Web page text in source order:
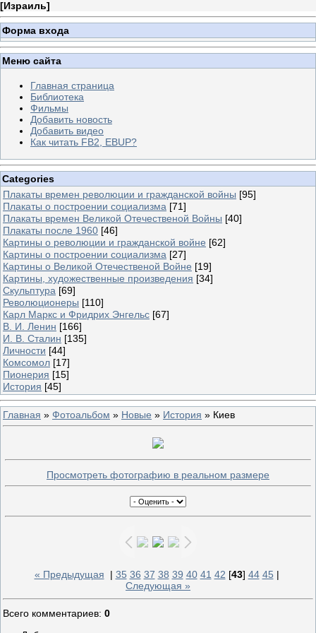
[Израиль]
Форма входа
Меню сайта
Главная страница
Библиотека
Фильмы
Добавить новость
Добавить видео
Как читать FB2, EBUP?
Categories
Плакаты времен революции и гражданской войны [95]
Плакаты о построении социализма [71]
Плакаты времен Великой Отечественой Войны [40]
Плакаты после 1960 [46]
Картины о революции и гражданской войне [62]
Картины о построении социализма [27]
Картины о Великой Отечественой Войне [19]
Картины, художественные произведения [34]
Скульптура [69]
Революционеры [110]
Карл Маркс и Фридрих Энгельс [67]
В. И. Ленин [166]
И. В. Сталин [135]
Личности [44]
Комсомол [17]
Пионерия [15]
История [45]
Главная » Фотоальбом » Новые » История » Киев
Просмотреть фотографию в реальном размере
« Предыдущая | 35 36 37 38 39 40 41 42 [43] 44 45 |
Следующая »
Всего комментариев: 0